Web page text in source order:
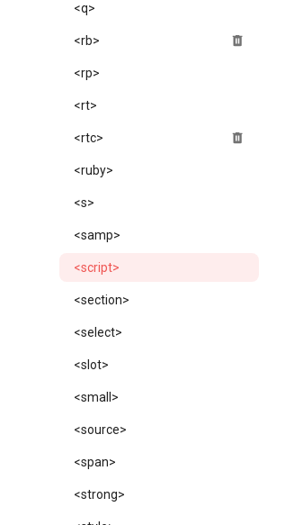
<q>
<rb>
<rp>
<rt>
<rtc>
<ruby>
<s>
<samp>
<script>
<section>
<select>
<slot>
<small>
<source>
<span>
<strong>